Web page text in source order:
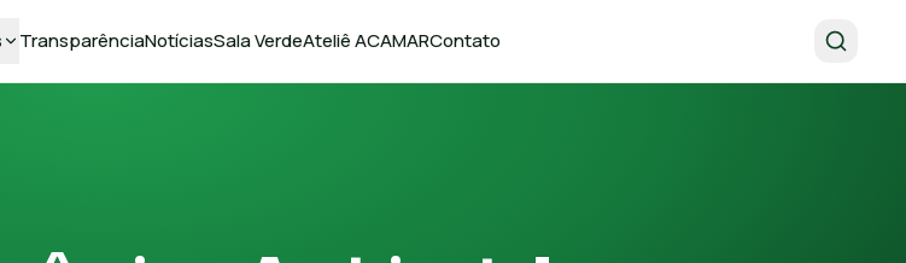
TransparênciaNotíciasSala VerdeAteliê ACAMARContato